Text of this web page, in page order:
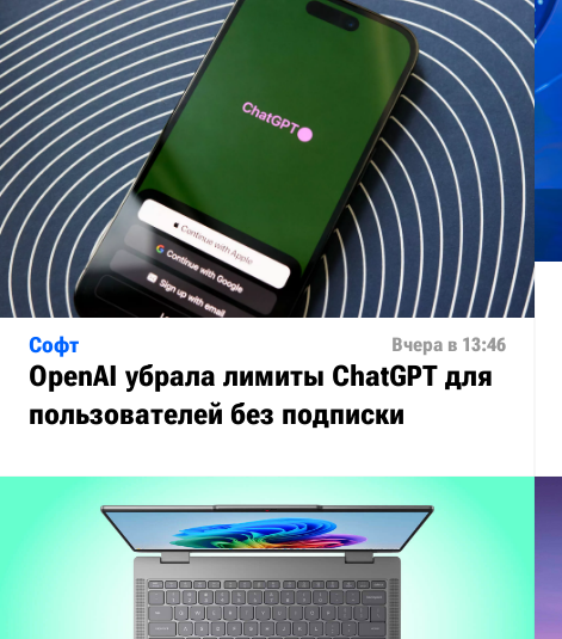
Софт Вчера в 13:46
OpenAI убрала лимиты ChatGPT для
пользователей без подписки